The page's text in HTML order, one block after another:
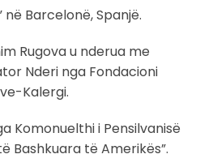
Barcelonë, Spanjë.
Rugova u nderua me
Nderi nga Fondacioni
Kalergi.
Komonuelthi i Pensilvanisë
Bashkuara të Amerikës”.